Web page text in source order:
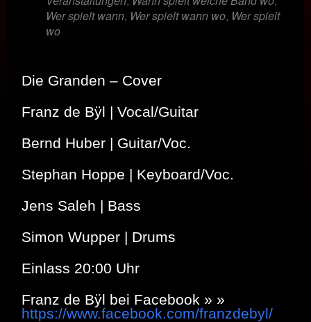
Wer spielt wann, Wer spielt wann wo, Wer spielt
wo
Die Granden – Cover
Franz de Bÿl | Vocal/Guitar
Bernd Huber | Guitar/Voc.
Stephan Hoppe | Keyboard/Voc.
Jens Saleh | Bass
Simon Wupper | Drums
Einlass 20:00 Uhr
Franz de Bÿl bei Facebook » »
https://www.facebook.com/franzdebyl/